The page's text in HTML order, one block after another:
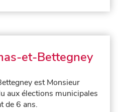
et-Bettegney
est Monsieur
aux élections municipales
de 6 ans.